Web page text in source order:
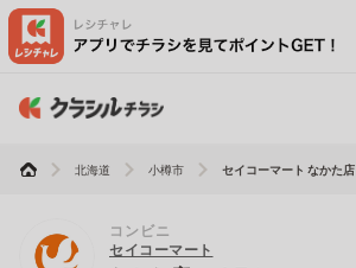
北海道 小樽市 セイコーマート なかた店
コンビニ
セイコーマート